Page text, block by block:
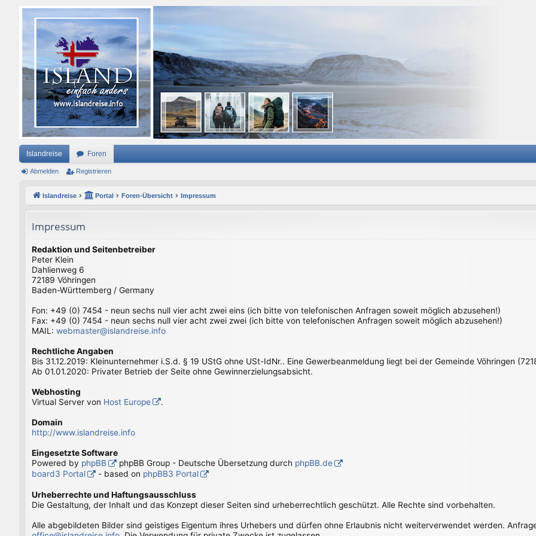
Islandreise Foren
Abmelden Registrieren
Islandreise Portal Foren-Übersicht Impressum
Impressum
Redaktion und Seitenbetreiber
Peter Klein
Dahlienweg 6
72189 Vöhringen
Baden-Württemberg / Germany
Fon: +49 (0) 7454 - neun sechs null vier acht zwei eins (ich bitte von telefonischen Anfragen soweit möglich abzusehen!)
Fax: +49 (0) 7454 - neun sechs null vier acht zwei zwei (ich bitte von telefonischen Anfragen soweit möglich abzusehen!)
MAIL: webmaster@islandreise.info
Rechtliche Angaben
Bis 31.12.2019: Kleinunternehmer i.S.d. § 19 UStG ohne USt-IdNr.. Eine Gewerbeanmeldung liegt bei der Gemeinde Vöhringen
Ab 01.01.2020: Privater Betrieb der Seite ohne Gewinnerzielungsabsicht.
Webhosting
Virtual Server von Host Europe .
Domain
http://www.islandreise.info
Eingesetzte Software
Powered by phpBB phpBB Group - Deutsche Übersetzung durch phpBB.de
board3 Portal
- based on phpBB3 Portal
Urheberrechte und Haftungsausschluss
Die Gestaltung, der Inhalt und das Konzept dieser Seiten sind urheberrechtlich geschützt. Alle Rechte sind vorbehalten.
Alle abgebildeten Bilder sind geistiges Eigentum ihres Urhebers und dürfen ohne Erlaubnis nicht weiterverwendet werden.